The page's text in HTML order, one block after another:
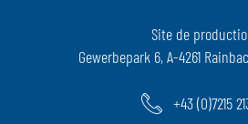
Site de
Gewerbepark 6, A-4261
+43 (0)7215